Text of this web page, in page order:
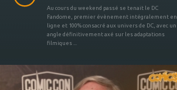
Au cours du weekend passé se tenait le DC
Fandome, premier évènement intégralement en
ligne et 100% consacré aux univers de DC, avec un
angle définitivement axé sur les adaptations
filmiques ...